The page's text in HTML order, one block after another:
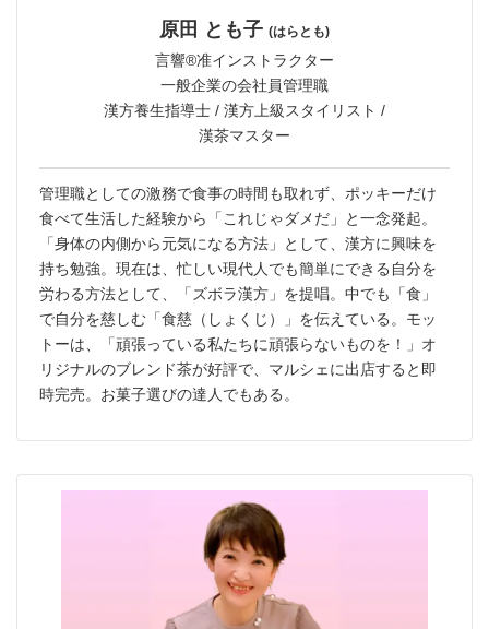
原田 とも子 (はらとも)
言響®︎准インストラクター
一般企業の会社員管理職
漢方養生指導士 / 漢方上級スタイリスト /
漢茶マスター
管理職としての激務で食事の時間も取れず、ポッキーだけ
食べて生活した経験から「これじゃダメだ」と一念発起。
「身体の内側から元気になる方法」として、漢方に興味を
持ち勉強。現在は、忙しい現代人でも簡単にできる自分を
労わる方法として、「ズボラ漢方」を提唱。中でも「食」
で自分を慈しむ「食慈（しょくじ）」を伝えている。モッ
トーは、「頑張っている私たちに頑張らないものを！」オ
リジナルのブレンド茶が好評で、マルシェに出店すると即
時完売。お菓子選びの達人でもある。